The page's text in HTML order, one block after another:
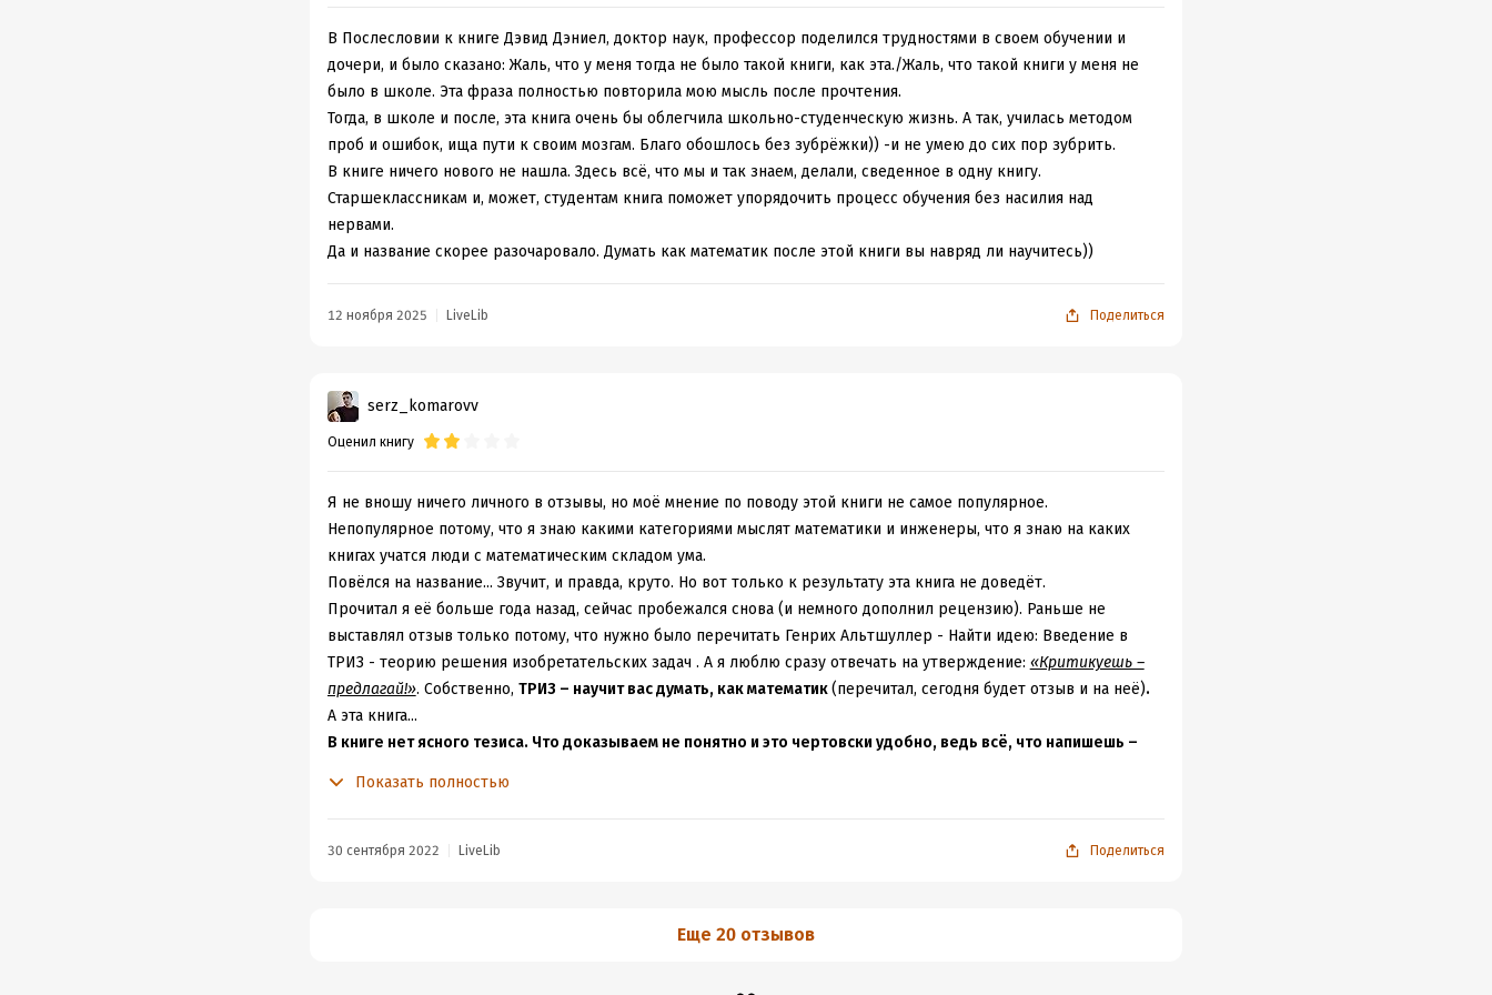
эффективны, а другие нет.
Отдельной похвалы заслуживает глава пропрокрастинацию(Откладывание значимых и важных дел. Замена
их выполнения даже не бездельем, а другими делами, не требующими на самом деле такой срочности
решения, как отложенное дело или делами не требующими внимания в принципе)и про отвлекающие
моменты.В этой главе даются конкретные советы, как бороться с вредными привычками и отвлекающими
факторами, которые нас окружают. Одна из самых ценных для меня глав, наряду с главами, объясняющими,
как мозг запоминает информацию.
В Послесловии к книге Дэвид Дэниел, доктор наук, профессор поделился трудностями в своем обучении и
дочери, и было сказано: Жаль, что у меня тогда не было такой книги, как эта./Жаль, что такой книги у меня не
было в школе. Эта фраза полностью повторила мою мысль после прочтения.
Тогда, в школе и после, эта книга очень бы облегчила школьно-студенческую жизнь. А так, училась методом
проб и ошибок, ища пути к своим мозгам. Благо обошлось без зубрёжки)) -и не умею до сих пор зубрить.
В книге ничего нового не нашла. Здесь всё, что мы и так знаем, делали, сведенное в одну книгу.
Старшеклассникам и, может, студентам книга поможет упорядочить процесс обучения без насилия над
нервами.
Да и название скорее разочаровало. Думать как математик после этой книги вы навряд ли научитесь))
12 ноября 2025 LiveLib Поделиться
serz_komarovv
Оценил книгу
Я не вношу ничего личного в отзывы, но моё мнение по поводу этой книги не самое популярное.
Непопулярное потому, что я знаю какими категориями мыслят математики и инженеры, что я знаю на каких
книгах учатся люди с математическим складом ума.
Повёлся на название... Звучит, и правда, круто. Но вот только к результату эта книга не доведёт.
Прочитал я её больше года назад, сейчас пробежался снова (и немного дополнил рецензию). Раньше не
выставлял отзыв только потому, что нужно было перечитать Генрих Альтшуллер - Найти идею: Введение в
ТРИЗ - теорию решения изобретательских задач . А я люблю сразу отвечать на утверждение: «Критикуешь –
предлагай!». Собственно, ТРИЗ – научит вас думать, как математик(перечитал, сегодня будет отзыв и на неё).
А эта книга...
В книге нет ясного тезиса. Что доказываем не понятно и это чертовски удобно, ведь всё, что напишешь –
поверхностно. На любую тему есть книги лучше, глубже и интересней. Здесь вам даётся список разбираемых
всей книги) – лучше описаны в Крис Бэйли - Гиперфокус. Как я научился делать больше, тратя меньше
Показать полностью
30 сентября 2022 LiveLib Поделиться
Еще 20 отзывов